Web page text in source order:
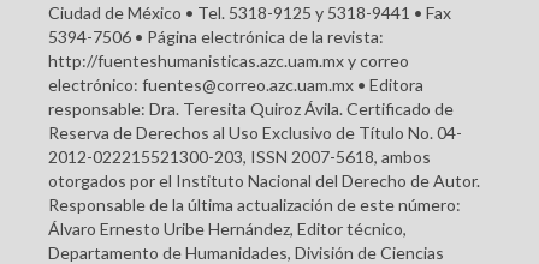
Ciudad de México • Tel. 5318-9125 y 5318-9441 • Fax
5394-7506 • Página electrónica de la revista:
http://fuenteshumanisticas.azc.uam.mx y correo
electrónico: fuentes@correo.azc.uam.mx • Editora
responsable: Dra. Teresita Quiroz Ávila. Certificado de
Reserva de Derechos al Uso Exclusivo de Título No. 04-
2012-022215521300-203, ISSN 2007-5618, ambos
otorgados por el Instituto Nacional del Derecho de Autor.
Responsable de la última actualización de este número:
Álvaro Ernesto Uribe Hernández, Editor técnico,
Departamento de Humanidades, División de Ciencias